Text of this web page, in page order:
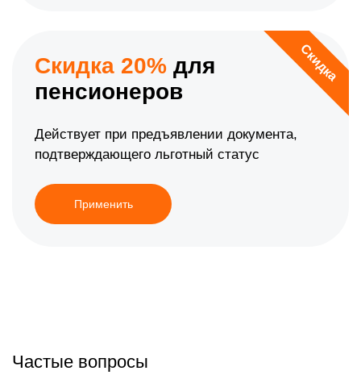
Скидка
Скидка 20% для
пенсионеров
Действует при предъявлении документа,
подтверждающего льготный статус
Применить
Частые вопросы